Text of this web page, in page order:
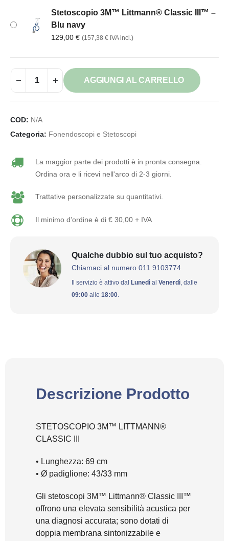
Stetoscopio 3M™ Littmann® Classic III™ –
Blu navy
129,00 € (157,38 € IVA incl.)
AGGIUNGI AL CARRELLO
COD: N/A
Categoria: Fonendoscopi e Stetoscopi
La maggior parte dei prodotti è in pronta consegna.
Ordina ora e li ricevi nell'arco di 2-3 giorni.
Trattative personalizzate su quantitativi.
Il minimo d'ordine è di € 30,00 + IVA
Qualche dubbio sul tuo acquisto?
Chiamaci al numero 011 9103774
Il servizio è attivo dal Lunedì al Venerdì , dalle
09:00 alle 18:00
Descrizione Prodotto
STETOSCOPIO 3M™ LITTMANN®
CLASSIC III
• Lunghezza: 69 cm
• Ø padiglione: 43/33 mm
Gli stetoscopi 3M™ Littmann® Classic III™
offrono una elevata sensibilità acustica per
una diagnosi accurata; sono dotati di
doppia membrana sintonizzabile e